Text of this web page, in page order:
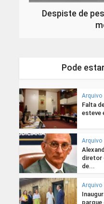
Despiste de
Pode
Arquivo
Falta
esteve
Arquivo
diretor
de...
Arquivo
parque